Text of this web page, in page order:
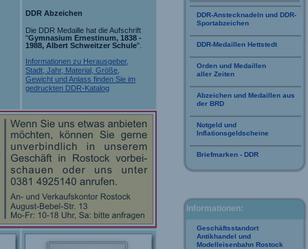
DDR Abzeichen
Die DDR Medaille hat die Aufschrift
"Gymnasium Ernestinum, 1838 -
1988, Albert Schweitzer Schule".
Informationen zu Herausgeber,
Stadt, Jahr, Material, Größe,
Gewicht und Anlass finden Sie im
gedruckten DDR-Katalog
DDR-Anstecknadeln und DDR-
Sportabzeichen
DDR-Medaillen Hettstedt
Orden und Medaillen
aller Zeiten
Abzeichen und Medaillen aus
der BRD
Notgeld und
Inflationsgeldscheine
Briefmarken - DDR
Informationen:
Geschäftsstandort
Antikhandel und
Modelleisenbahn Rostock